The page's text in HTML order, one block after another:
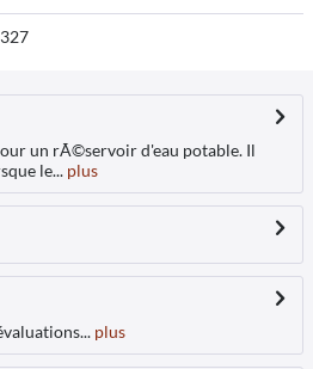
un rÃ©servoir d'eau potable. Il
le... plus
plus